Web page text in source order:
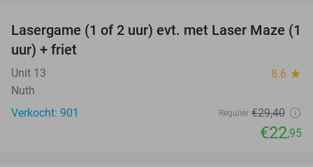
22%
Lasergame (1 of 2 uur) evt. met Laser Maze (1
uur) + friet
Unit 13 8.6 star
Nuth
Verkocht: 901
Regulier €29,40
€22,95